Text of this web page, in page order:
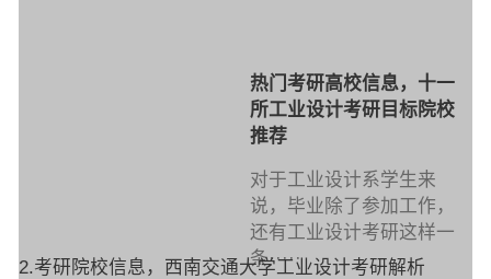
热门考研高校信息，十一
所工业设计考研目标院校
推荐
对于工业设计系学生来
说，毕业除了参加工作，
还有工业设计考研这样一
条·····
2.考研院校信息，西南交通大学工业设计考研解析